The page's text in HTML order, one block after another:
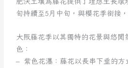
旬持續至5月中旬，與櫻花季銜接
大阪藤花季以其獨特的花景與悠
色：
– 紫色花瀑：藤花以長串下垂的方